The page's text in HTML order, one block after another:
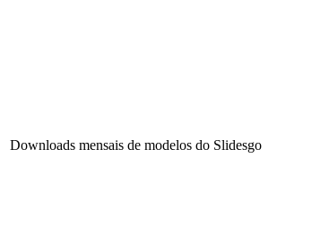
Downloads mensais de modelos do Slidesgo